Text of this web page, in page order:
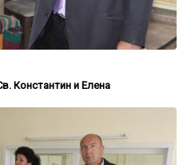
Константин и Елена